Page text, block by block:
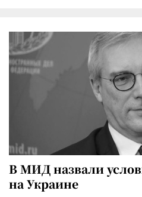
В МИД назвали
на Украине